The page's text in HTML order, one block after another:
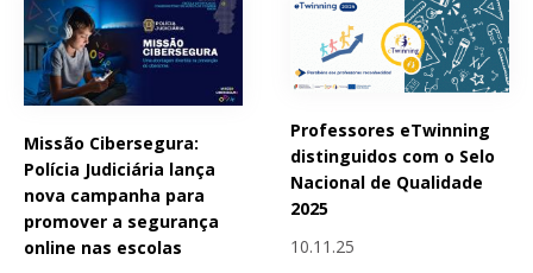
Missão Cibersegura:
Polícia Judiciária lança
nova campanha para
promover a segurança
online nas escolas
Professores eTwinning
distinguidos com o Selo
Nacional de Qualidade
2025
10.11.25